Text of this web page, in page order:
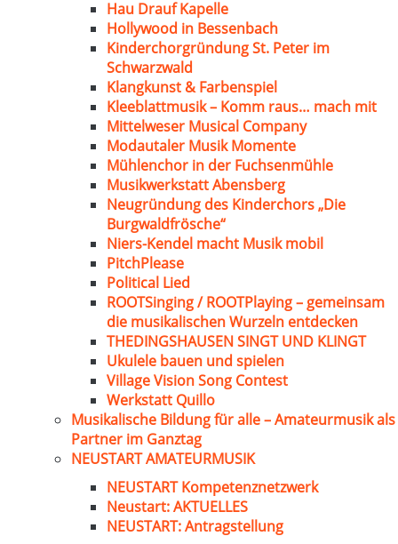
Hau Drauf Kapelle
Hollywood in Bessenbach
Kinderchorgründung St. Peter im
Schwarzwald
Klangkunst & Farbenspiel
Kleeblattmusik – Komm raus… mach mit
Mittelweser Musical Company
Modautaler Musik Momente
Mühlenchor in der Fuchsenmühle
Musikwerkstatt Abensberg
Neugründung des Kinderchors „Die
Burgwaldfrösche“
Niers-Kendel macht Musik mobil
PitchPlease
Political Lied
ROOTSinging / ROOTPlaying – gemeinsam
die musikalischen Wurzeln entdecken
THEDINGSHAUSEN SINGT UND KLINGT
Ukulele bauen und spielen
Village Vision Song Contest
Werkstatt Quillo
Musikalische Bildung für alle – Amateurmusik als
Partner im Ganztag
NEUSTART AMATEURMUSIK
NEUSTART Kompetenznetzwerk
Neustart: AKTUELLES
NEUSTART: Antragstellung